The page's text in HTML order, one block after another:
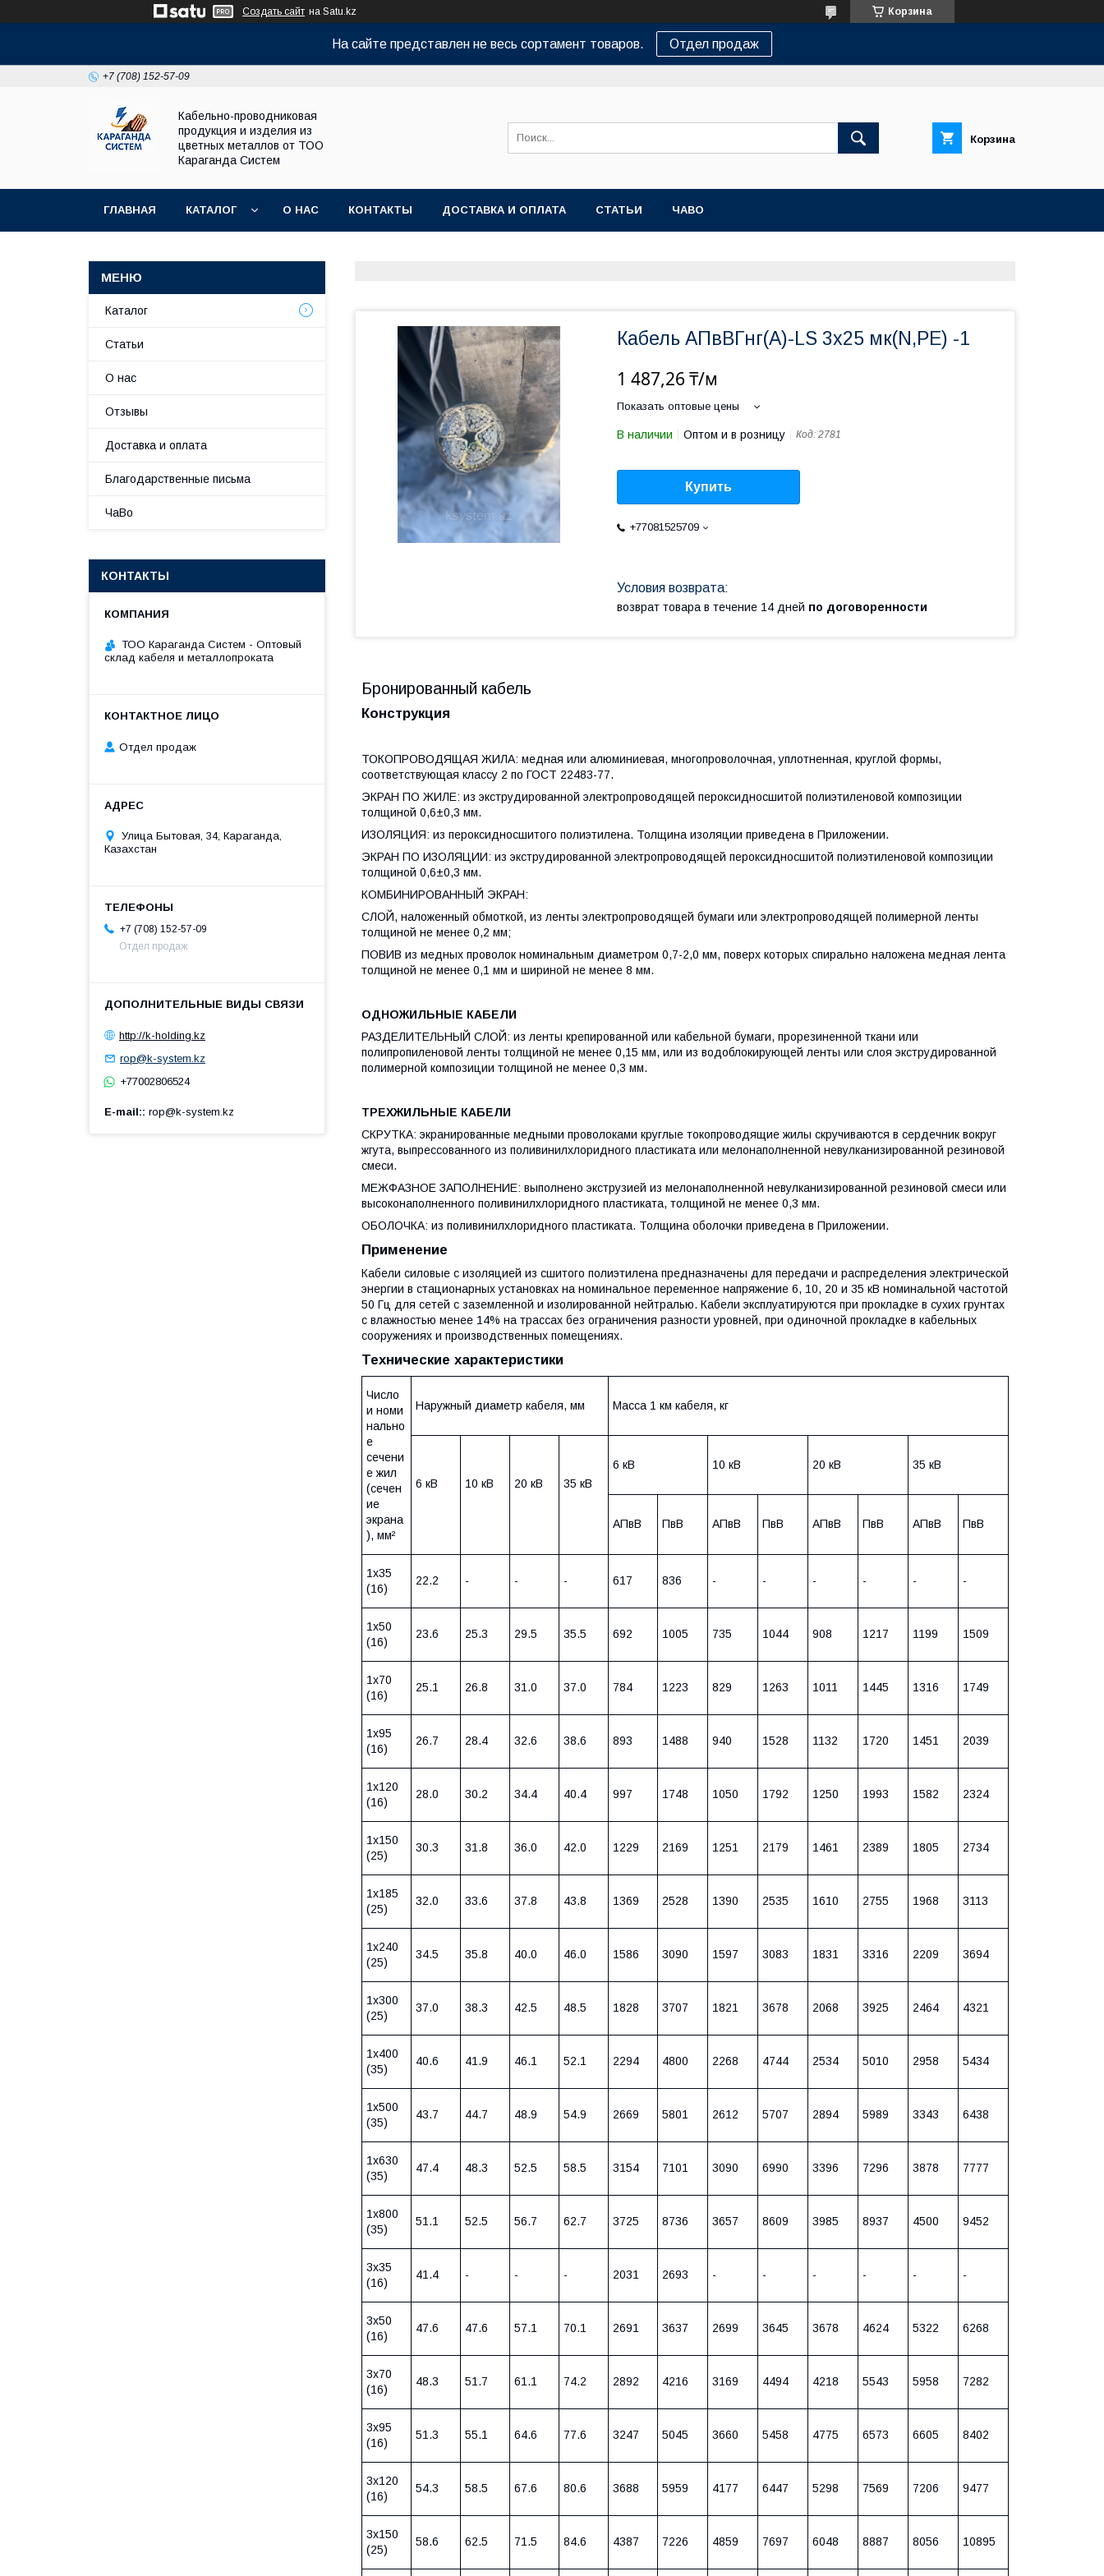
Создать сайт на Satu.kz Корзина
На сайте представлен не весь сортамент товаров. Отдел продаж
+7 (708) 152-57-09
Кабельно-проводниковая
продукция и изделия из
цветных металлов от ТОО
Караганда Систем
Корзина
ГЛАВНАЯ КАТАЛОГ О НАС КОНТАКТЫ ДОСТАВКА И ОПЛАТА СТАТЬИ ЧАВО
Кабель АПвВГнг(А)-LS 3х25 мк(N,PE) -1
1 487,26 ₸/м
Показать оптовые цены
В наличии Оптом и в розницу Код: 2781
Купить
+77081525709
возврат товара в течение 14 дней по договоренности
Бронированный кабель
Конструкция
ТОКОПРОВОДЯЩАЯ ЖИЛА: медная или алюминиевая, многопроволочная, уплотненная, круглой формы,
соответствующая классу 2 по ГОСТ 22483-77.
ЭКРАН ПО ЖИЛЕ: из экструдированной электропроводящей пероксидносшитой полиэтиленовой композиции
толщиной 0,6±0,3 мм.
ИЗОЛЯЦИЯ: из пероксидносшитого полиэтилена. Толщина изоляции приведена в Приложении.
ЭКРАН ПО ИЗОЛЯЦИИ: из экструдированной электропроводящей пероксидносшитой полиэтиленовой композиции
толщиной 0,6±0,3 мм.
КОМБИНИРОВАННЫЙ ЭКРАН:
СЛОЙ, наложенный обмоткой, из ленты электропроводящей бумаги или электропроводящей полимерной ленты
толщиной не менее 0,2 мм;
ПОВИВ из медных проволок номинальным диаметром 0,7-2,0 мм, поверх которых спирально наложена медная лента
толщиной не менее 0,1 мм и шириной не менее 8 мм.
ОДНОЖИЛЬНЫЕ КАБЕЛИ
РАЗДЕЛИТЕЛЬНЫЙ СЛОЙ: из ленты крепированной или кабельной бумаги, прорезиненной ткани или
полипропиленовой ленты толщиной не менее 0,15 мм, или из водоблокирующей ленты или слоя экструдированной
полимерной композиции толщиной не менее 0,3 мм.
ТРЕХЖИЛЬНЫЕ КАБЕЛИ
СКРУТКА: экранированные медными проволоками круглые токопроводящие жилы скручиваются в сердечник вокруг
жгута, выпрессованного из поливинилхлоридного пластиката или мелонаполненной невулканизированной резиновой
смеси.
МЕЖФАЗНОЕ ЗАПОЛНЕНИЕ: выполнено экструзией из мелонаполненной невулканизированной резиновой смеси или
высоконаполненного поливинилхлоридного пластиката, толщиной не менее 0,3 мм.
ОБОЛОЧКА: из поливинилхлоридного пластиката. Толщина оболочки приведена в Приложении.
Применение
Кабели силовые с изоляцией из сшитого полиэтилена предназначены для передачи и распределения электрической
энергии в стационарных установках на номинальное переменное напряжение 6, 10, 20 и 35 кВ номинальной частотой
50 Гц для сетей с заземленной и изолированной нейтралью. Кабели эксплуатируются при прокладке в сухих грунтах
с влажностью менее 14% на трассах без ограничения разности уровней, при одиночной прокладке в кабельных
сооружениях и производственных помещениях.
Технические характеристики
Число
и номи
нально
е
сечени
е жил
(сечен
ие
экрана
), мм²
Наружный диаметр кабеля, мм Масса 1 км кабеля, кг
6 кВ 10 кВ 20 кВ 35 кВ
6 кВ 10 кВ 20 кВ 35 кВ
АПвВ ПвВ АПвВ ПвВ АПвВ ПвВ АПвВ ПвВ
1х35
(16)
22.2 - - - 617 836 - - - - - -
1х50
(16)
23.6 25.3 29.5 35.5 692 1005 735 1044 908 1217 1199 1509
1х70
(16)
25.1 26.8 31.0 37.0 784 1223 829 1263 1011 1445 1316 1749
1х95
(16)
26.7 28.4 32.6 38.6 893 1488 940 1528 1132 1720 1451 2039
1х120
(16)
28.0 30.2 34.4 40.4 997 1748 1050 1792 1250 1993 1582 2324
1х150
(25)
30.3 31.8 36.0 42.0 1229 2169 1251 2179 1461 2389 1805 2734
1х185
(25)
32.0 33.6 37.8 43.8 1369 2528 1390 2535 1610 2755 1968 3113
1х240
(25)
34.5 35.8 40.0 46.0 1586 3090 1597 3083 1831 3316 2209 3694
1х300
(25)
37.0 38.3 42.5 48.5 1828 3707 1821 3678 2068 3925 2464 4321
1х400
(35)
40.6 41.9 46.1 52.1 2294 4800 2268 4744 2534 5010 2958 5434
1х500
(35)
43.7 44.7 48.9 54.9 2669 5801 2612 5707 2894 5989 3343 6438
1х630
(35)
47.4 48.3 52.5 58.5 3154 7101 3090 6990 3396 7296 3878 7777
1х800
(35)
51.1 52.5 56.7 62.7 3725 8736 3657 8609 3985 8937 4500 9452
3х35
(16)
41.4 - - - 2031 2693 - - - - - -
3х50
(16)
47.6 47.6 57.1 70.1 2691 3637 2699 3645 3678 4624 5322 6268
3х70
(16)
48.3 51.7 61.1 74.2 2892 4216 3169 4494 4218 5543 5958 7282
3х95
(16)
51.3 55.1 64.6 77.6 3247 5045 3660 5458 4775 6573 6605 8402
3х120
(16)
54.3 58.5 67.6 80.6 3688 5959 4177 6447 5298 7569 7206 9477
3х150
(25)
58.6 62.5 71.5 84.6 4387 7226 4859 7697 6048 8887 8056 10895
Каталог
Статьи
О нас
Отзывы
Доставка и оплата
Благодарственные письма
ЧаВо
КОНТАКТЫ
ТОО Караганда Систем - Оптовый
склад кабеля и металлопроката
Отдел продаж
Улица Бытовая, 34, Караганда,
Казахстан
+7 (708) 152-57-09
Отдел продаж
http://k-holding.kz
rop@k-system.kz
+77002806524
E-mail: rop@k-system.kz